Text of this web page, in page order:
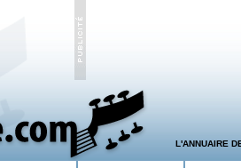
L'ANNUAIRE